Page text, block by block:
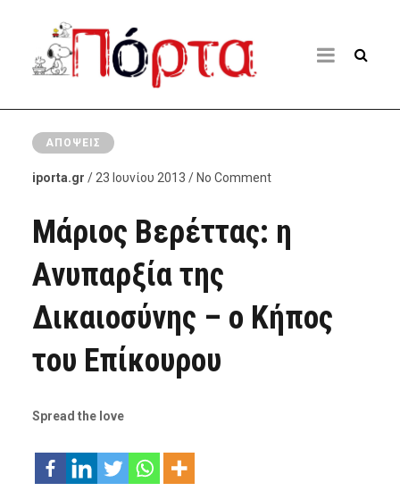
ΑΠΌΨΕΙΣ
iporta.gr / 23 Ιουνίου 2013 / No Comment
Μάριος Βερέττας: η
Ανυπαρξία της
Δικαιοσύνης – ο Κήπος
του Επίκουρου
Spread the love